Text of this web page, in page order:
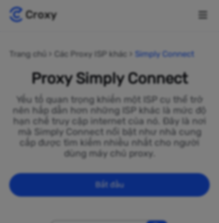
Trang chủ Các Proxy ISP khác Simply Connect
Proxy Simply Connect
Yếu tố quan trọng khiến một ISP cụ thể trở
nên hấp dẫn hơn những ISP khác là mức độ
hạn chế truy cập internet của nó. Đây là nơi
mà Simply Connect nổi bật như nhà cung
cấp được tìm kiếm nhiều nhất cho người
dùng máy chủ proxy.
Bắt đầu